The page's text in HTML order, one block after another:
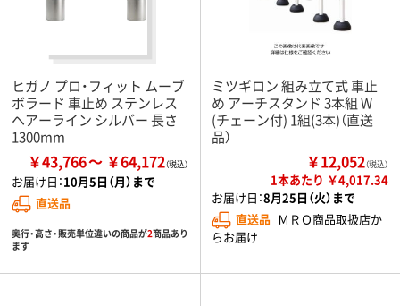
ヒガノ プロ・フィット ムーブ
ボラード 車止め ステンレス
ヘアーライン シルバー 長さ
1300mm
￥43,766 ￥64,172
お届け日：10月5日（月）まで
直送品
奥行・高さ・販売単位違いの商品が2商品あり
ます
ミツギロン 組み立て式 車止
め アーチスタンド 3本組 W
(チェーン付) 1組(3本)（直送
品）
￥12,052（税込）
1本あたり ￥4,017.34
お届け日：8月25日（火）まで
直送品 ＭＲＯ商品取扱店か
らお届け